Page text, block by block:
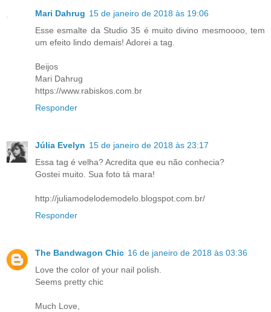
Mari Dahrug 15 de janeiro de 2018 às 19:06
Esse esmalte da Studio 35 é muito divino mesmoooo, tem
um efeito lindo demais! Adorei a tag.
Beijos
Mari Dahrug
https://www.rabiskos.com.br
Responder
Júlia Evelyn 15 de janeiro de 2018 às 23:17
Essa tag é velha? Acredita que eu não conhecia?
Gostei muito. Sua foto tá mara!
http://juliamodelodemodelo.blogspot.com.br/
Responder
The Bandwagon Chic 16 de janeiro de 2018 às 03:36
Love the color of your nail polish.
Seems pretty chic
Much Love,